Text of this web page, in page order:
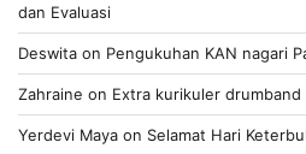
dan Evaluasi
Deswita on Pengukuhan KAN nagari
Zahraine on Extra kurikuler drumband
Yerdevi Maya on Selamat Hari